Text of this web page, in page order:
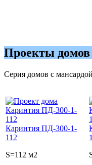
Проекты домов
Серия домов с
Каринтия ПД-300-1-
112
S=112 м2